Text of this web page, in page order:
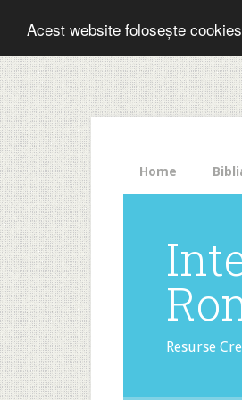
Acest website folosește
The
HelloBar
- a
little
bar
that
gets
noticed!
Home
Resurse